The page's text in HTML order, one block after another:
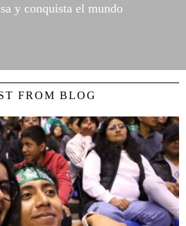
y conquista el mundo
FROM BLOG